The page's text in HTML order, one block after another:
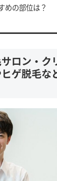
めの部位は？
ロン・ク
ゲ脱毛な